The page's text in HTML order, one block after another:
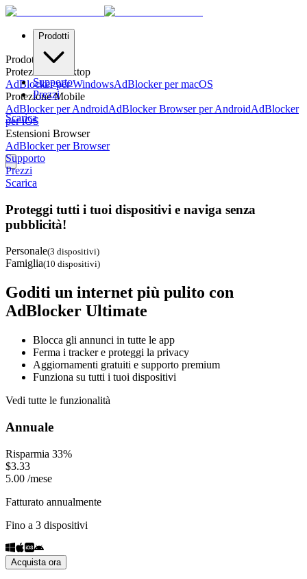
Prodotti
Supporto
Prezzi
Scarica
Prodotti
Protezione Desktop
AdBlocker per WindowsAdBlocker per macOS
Protezione Mobile
AdBlocker per AndroidAdBlocker Browser per AndroidAdBlocker
per iOS
Estensioni Browser
AdBlocker per Browser
Supporto
Prezzi
Scarica
Proteggi tutti i tuoi dispositivi e naviga senza
pubblicità!
Personale(3 dispositivi)
Famiglia(10 dispositivi)
Goditi un internet più pulito con
AdBlocker Ultimate
Blocca gli annunci in tutte le app
Ferma i tracker e proteggi la privacy
Aggiornamenti gratuiti e supporto premium
Funziona su tutti i tuoi dispositivi
Vedi tutte le funzionalità
Annuale
Risparmia 33%
$3.33
5.00 /mese
Fatturato annualmente
Fino a 3 dispositivi
Acquista ora